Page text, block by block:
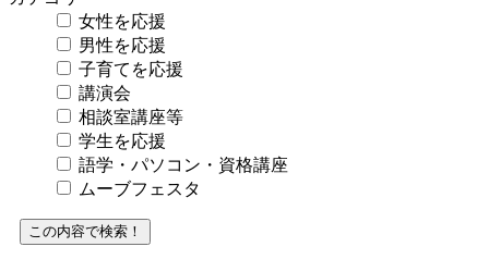
女性を応援
男性を応援
子育てを応援
講演会
相談室講座等
学生を応援
語学・パソコン・資格講座
ムーブフェスタ